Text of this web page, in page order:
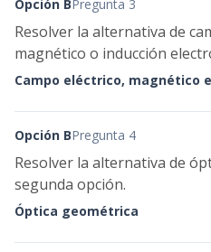
Opción BPregunta 3
Resolver la alternativa de
magnético o inducción
Campo eléctrico, magnético
Opción BPregunta 4
Resolver la alternativa de
segunda opción.
Óptica geométrica